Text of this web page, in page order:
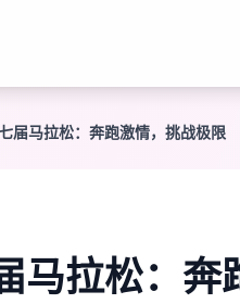
届马拉松：奔跑激情，挑战极限
马拉松：奔